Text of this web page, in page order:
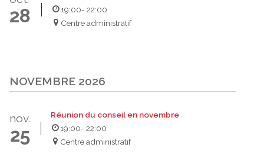
28
19:00- 22:00
Centre administratif
NOVEMBRE 2026
nov.
25
Réunion du conseil en novembre
19:00- 22:00
Centre administratif